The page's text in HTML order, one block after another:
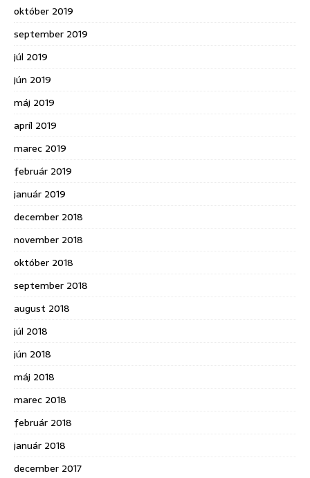
október 2019
september 2019
júl 2019
jún 2019
máj 2019
apríl 2019
marec 2019
február 2019
január 2019
december 2018
november 2018
október 2018
september 2018
august 2018
júl 2018
jún 2018
máj 2018
marec 2018
február 2018
január 2018
december 2017